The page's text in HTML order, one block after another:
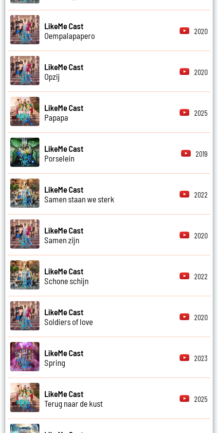
LikeMe Cast
Oempalapapero
2020
LikeMe Cast
Opzij
2020
LikeMe Cast
Papapa
2025
LikeMe Cast
Porselein
2019
LikeMe Cast
Samen staan we sterk
2022
LikeMe Cast
Samen zijn
2020
LikeMe Cast
Schone schijn
2022
LikeMe Cast
Soldiers of love
2020
LikeMe Cast
Spring
2023
LikeMe Cast
Terug naar de kust
2025